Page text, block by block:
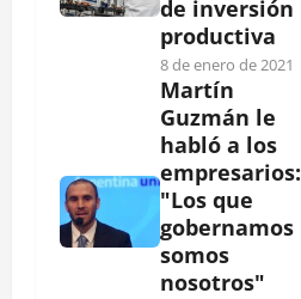
de inversión
productiva
8 de enero de 2021
Martín
Guzmán le
habló a los
empresarios:
"Los que
gobernamos
somos
nosotros"